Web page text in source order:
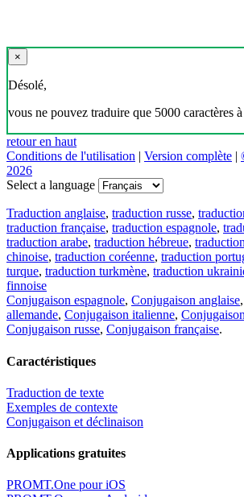
×
Désolé,
vous ne pouvez traduire que 5000 caractères
retour en haut
Conditions de l'utilisation | Version complète |
2026
Select a language
Traduction anglaise, traduction russe,
traduction française, traduction espagnole,
traduction arabe, traduction hébreue,
chinoise, traduction coréenne, traduction
turque, traduction turkmène, traduction
finnoise
Conjugaison espagnole, Conjugaison anglaise,
allemande, Conjugaison italienne,
Conjugaison russe, Conjugaison française.
Caractéristiques
Traduction de texte
Exemples de contexte
Conjugaison et déclinaison
Applications gratuites
PROMT.One pour iOS